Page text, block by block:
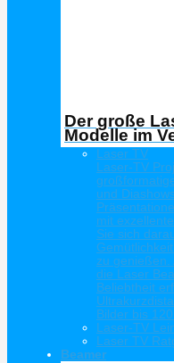
Der große
Modelle im
Laser TV
Laser-TV
und
mit
Sie sich
zu genießen.
die Laser
Beliebtheit
Bilder bis
Laser-TV
Laser TV
Beamer